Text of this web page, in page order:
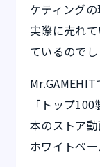
ケティング
実際に売れ
ているので
「トップ
本のストア
ホワイトペー